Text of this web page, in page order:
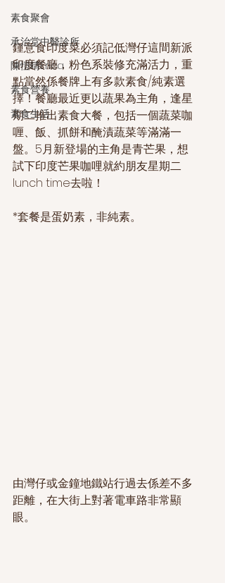
素食聚會
承治堂中醫診所
陳愷晴Erica
素食營養
素食生活
鍾意食印度菜必須記低灣仔這間新派
印度餐廳，粉色系裝修充滿活力，重
點當然係餐牌上有多款素食/純素選
擇！餐廳最近更以蔬果為主角，逢星
期二推出素食大餐，包括一個蔬菜咖
喱、飯、抓餅和醃漬蔬菜等滿滿一
盤。5月新登場的主角是青芒果，想
試下印度芒果咖哩就約朋友星期二
lunch time去啦！
*套餐是蛋奶素，非純素。
由灣仔或金鐘地鐵站行過去係差不多
距離，在大街上對著電車路非常顯
眼。